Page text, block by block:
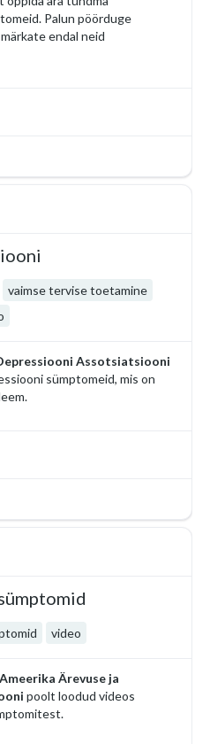
Palun pöörduge
endal neid
vaimse tervise toetamine
Assotsiatsiooni
sümptomeid, mis on
video
Ameerika Ärevuse ja
poolt loodud videos